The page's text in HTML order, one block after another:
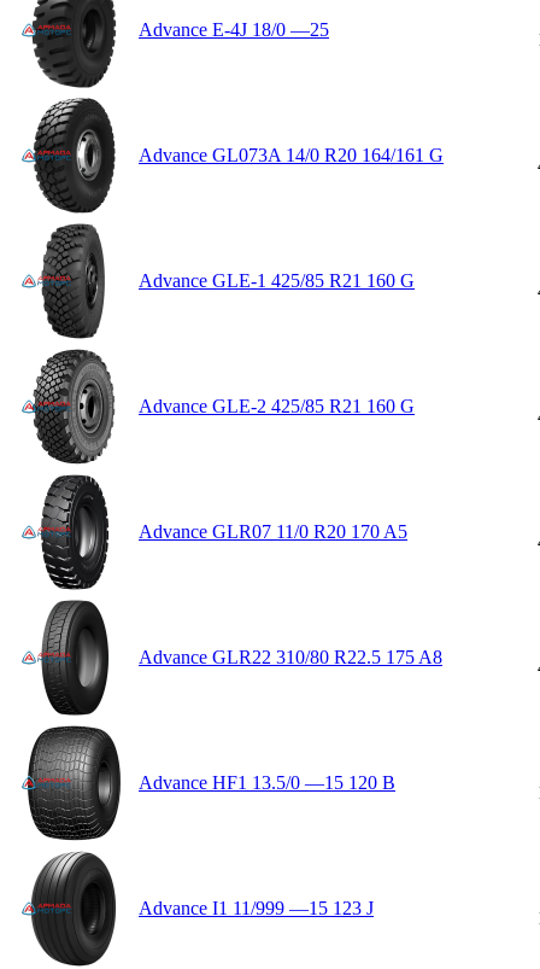
Advance E-4J 18/0 —25
Advance GL073A 14/0 R20 164/161 G
Advance GLE-1 425/85 R21 160 G
Advance GLE-2 425/85 R21 160 G
Advance GLR07 11/0 R20 170 A5
Advance GLR22 310/80 R22.5 175 A8
Advance HF1 13.5/0 —15 120 B
Advance I1 11/999 —15 123 J